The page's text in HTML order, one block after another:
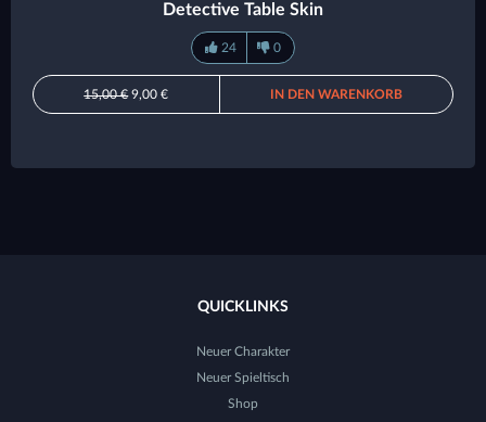
Detective Table Skin
24 0
15,00 €9,00 € IN DEN WARENKORB
QUICKLINKS
Neuer Charakter
Neuer Spieltisch
Shop